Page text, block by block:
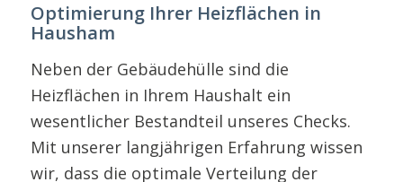
Optimierung Ihrer Heizflächen in
Hausham
Neben der Gebäudehülle sind die
Heizflächen in Ihrem Haushalt ein
wesentlicher Bestandteil unseres Checks.
Mit unserer langjährigen Erfahrung wissen
wir, dass die optimale Verteilung der